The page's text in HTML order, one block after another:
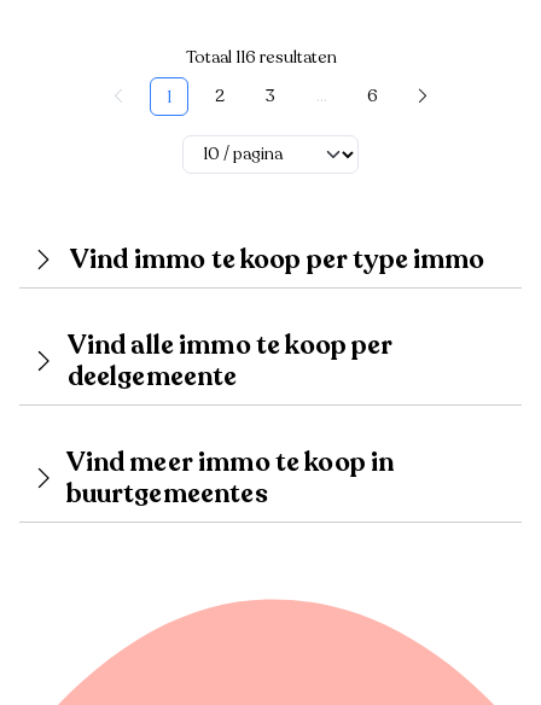
Totaal 116 resultaten
1
2 3 ... 6
Vind immo te koop per type immo
Vind alle immo te koop per
deelgemeente
Vind meer immo te koop in
buurtgemeentes